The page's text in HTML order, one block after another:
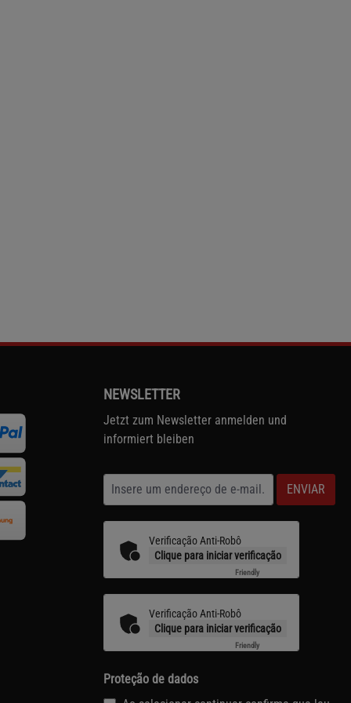
NEWSLETTER
Jetzt zum Newsletter anmelden und
informiert bleiben
ENVIAR
Verificação Anti-Robô
Clique para iniciar verificação
Friendly
Verificação Anti-Robô
Clique para iniciar verificação
Friendly
Proteção de dados